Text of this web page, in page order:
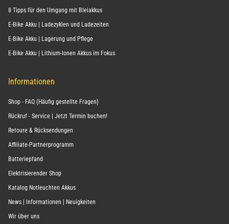
8 Tipps für den Umgang mit Bleiakkus
E-Bike Akku | Ladezyklen und Ladezeiten
E-Bike Akku | Lagerung und Pflege
E-Bike Akku | Lithium-Ionen Akkus im Fokus
Informationen
Shop - FAQ (Häufig gestellte Fragen)
Rückruf - Service | Jetzt Termin buchen!
Retoure & Rücksendungen
Affiliate-Partnerprogramm
Batteriepfand
Elektrisierender Shop
Katalog Notleuchten Akkus
News | Informationen | Neuigkeiten
Wir über uns